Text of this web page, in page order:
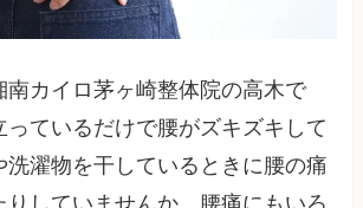
南カイロ茅ヶ崎整体院の高木で
っているだけで腰がズキズキして
洗濯物を干しているときに腰の痛
りしていませんか。腰痛にもいろ